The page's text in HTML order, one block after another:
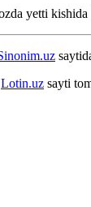
yetti
Lotin.uz sayti